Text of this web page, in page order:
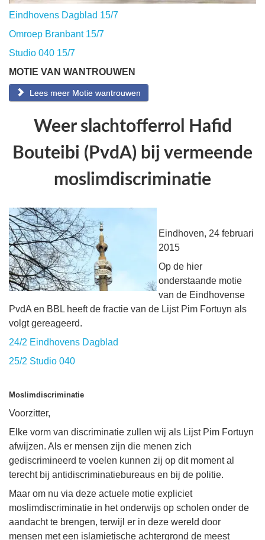
Eindhovens Dagblad 15/7
Omroep Branbant 15/7
Studio 040 15/7
MOTIE VAN WANTROUWEN
Lees meer Motie wantrouwen
Weer slachtofferrol Hafid
Bouteibi (PvdA) bij vermeende
moslimdiscriminatie
Eindhoven, 24 februari
2015
Op de hier
onderstaande motie
van de Eindhovense
PvdA en BBL heeft de fractie van de Lijst Pim Fortuyn als
volgt gereageerd.
24/2 Eindhovens Dagblad
25/2 Studio 040
Moslimdiscriminatie
Voorzitter,
Elke vorm van discriminatie zullen wij als Lijst Pim Fortuyn
afwijzen. Als er mensen zijn die menen zich
gediscrimineerd te voelen kunnen zij op dit moment al
terecht bij antidiscriminatiebureaus en bij de politie.
Maar om nu via deze actuele motie expliciet
moslimdiscriminatie in het onderwijs op scholen onder de
aandacht te brengen, terwijl er in deze wereld door
mensen met een islamietische achtergrond de meest